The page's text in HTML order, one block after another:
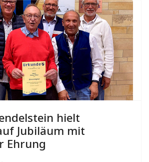
hielt
Jubiläum mit
Ehrung